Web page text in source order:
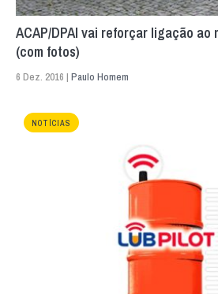
ACAP/DPAI vai reforçar ligação ao
(com fotos)
6 Dez. 2016 | Paulo Homem
NOTÍCIAS